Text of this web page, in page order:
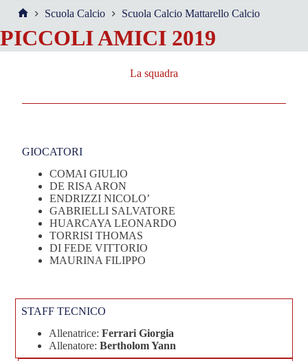
Scuola Calcio Scuola Calcio Mattarello Calcio
PICCOLI AMICI 2019
La squadra
GIOCATORI
COMAI GIULIO
DE RISA ARON
ENDRIZZI NICOLO’
GABRIELLI SALVATORE
HUARCAYA LEONARDO
TORRISI THOMAS
DI FEDE VITTORIO
MAURINA FILIPPO
STAFF TECNICO
Allenatrice:Ferrari Giorgia
Allenatore:Bertholom Yann